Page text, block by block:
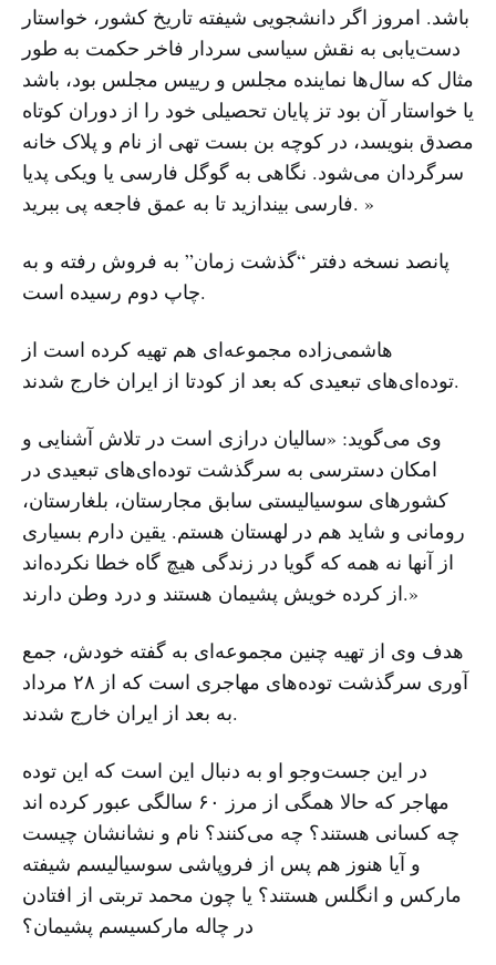
باشد. امروز اگر دانشجویی شیفته تاریخ کشور، خواستار
دست‌یابی به نقش سیاسی سردار فاخر حکمت به طور
مثال که سال‌ها نماینده مجلس و رییس مجلس بود، باشد
یا خواستار آن بود تز پایان تحصیلی خود را از دوران کوتاه
مصدق بنویسد، در کوچه بن بست تهی از نام و پلاک خانه
سرگردان می‌شود. نگاهی به گوگل فارسی یا ویکی پدیا
فارسی بیندازید تا به عمق فاجعه پی ببرید. »
پانصد نسخه دفتر “گذشت زمان” به فروش رفته و به
چاپ دوم رسیده است.
هاشمی‌زاده مجموعه‌ای هم تهیه کرده است از
توده‌ای‌های تبعیدی که بعد از کودتا از ایران خارج شدند.
وی می‌گوید: «سالیان درازی است در تلاش آشنایی و
امکان دسترسی به سرگذشت توده‌ای‌های تبعیدی در
کشورهای سوسیالیستی سابق مجارستان، بلغارستان،
رومانی و شاید هم در لهستان هستم. یقین دارم بسیاری
از آنها نه همه که گویا در زندگی هیچ گاه خطا نکرده‌اند
از کرده خویش پشیمان هستند و درد وطن دارند.»
هدف وی از تهیه چنین مجموعه‌ای به گفته خودش، جمع
آوری سرگذشت توده‌های مهاجری است که از ۲۸ مرداد
به بعد از ایران خارج شدند.
در این جست‌وجو او به دنبال این است که این توده
مهاجر که حالا همگی از مرز ۶۰ سالگی عبور کرده اند
چه کسانی هستند؟ چه می‌کنند؟ نام و نشانشان چیست
و آیا هنوز هم پس از فروپاشی سوسیالیسم شیفته
مارکس و انگلس هستند؟ یا چون محمد تربتی از افتادن
در چاله مارکسیسم پشیمان؟